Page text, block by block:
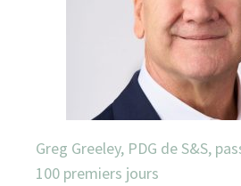
Greg Greeley, PDG de S&S,
100 premiers jours